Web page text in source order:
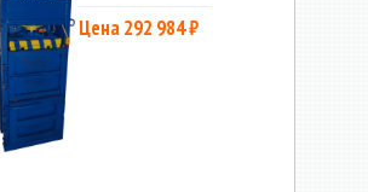
Цена 292 984 ₽